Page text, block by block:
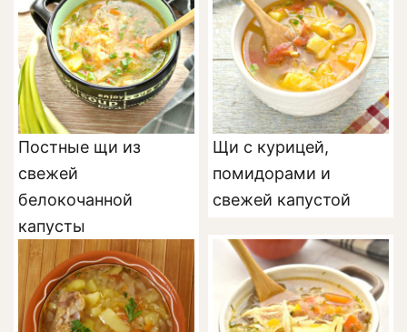
Постные щи из
свежей
белокочанной
капусты
Щи с курицей,
помидорами и
свежей капустой